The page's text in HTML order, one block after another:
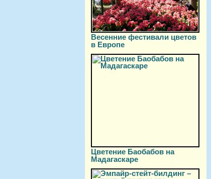
Весенние фестивали цветов
в Европе
Цветение Баобабов на
Мадагаскаре